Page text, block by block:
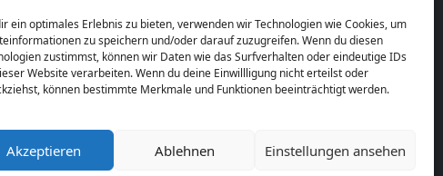
ein optimales Erlebnis zu bieten, verwenden wir Technologien wie Cookies, um
zu speichern und/oder darauf zuzugreifen. Wenn du diesen
zustimmst, können wir Daten wie das Surfverhalten oder eindeutige IDs
Website verarbeiten. Wenn du deine Einwillligung nicht erteilst oder
können bestimmte Merkmale und Funktionen beeinträchtigt werden.
Akzeptieren Ablehnen Einstellungen ansehen